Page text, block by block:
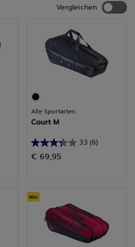
Vergleichen
Alle Sportarten
Court M
3.3 (6)
3.3
von
6
Bewertungen
€ 69,95
NEU